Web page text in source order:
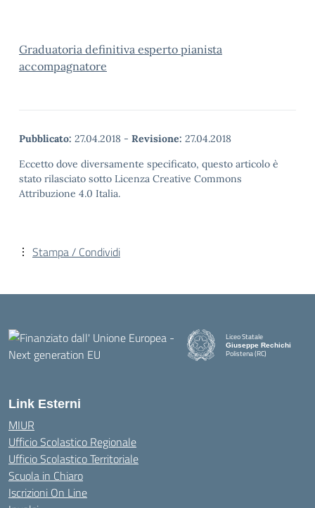
Graduatoria definitiva esperto pianista
accompagnatore
Pubblicato: 27.04.2018 - Revisione: 27.04.2018
Eccetto dove diversamente specificato, questo articolo è
stato rilasciato sotto Licenza Creative Commons
Attribuzione 4.0 Italia.
Stampa / Condividi
Liceo Statale
Giuseppe Rechichi
Polistena (RC)
Link Esterni
MIUR
Ufficio Scolastico Regionale
Ufficio Scolastico Territoriale
Scuola in Chiaro
Iscrizioni On Line